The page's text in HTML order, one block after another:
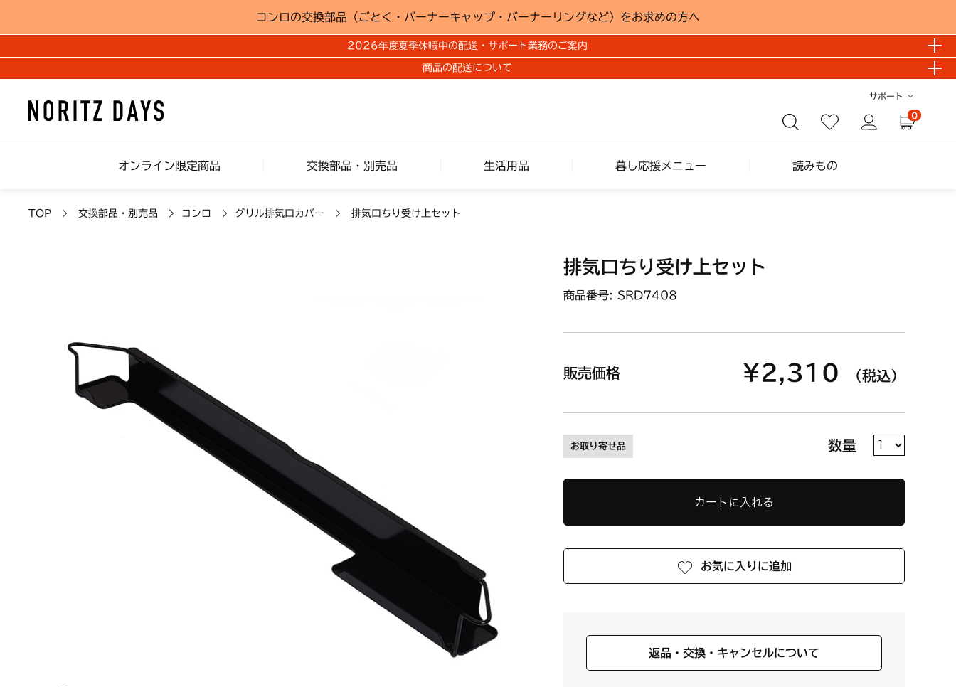
コンロの交換部品（ごとく・バーナーキャップ・バーナーリングなど）をお求めの方へ
2026年度夏季休暇中の配送・サポート業務のご案内
商品の配送について
サポート
0
オンライン限定商品 交換部品・別売品 生活用品 暮し応援メニュー 読みもの
TOP 交換部品・別売品 コンロ グリル排気口カバー 排気口ちり受け上セット
排気口ちり受け上セット
商品番号: SRD7408
販売価格 ¥2,310 （税込）
お取り寄せ品 数量
カートに入れる
お気に入りに追加
返品・交換・キャンセルについて